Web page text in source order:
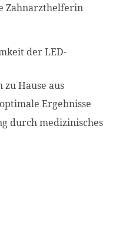
Zahnarzthelferin
der LED-
zu Hause aus
Ergebnisse
durch medizinisches